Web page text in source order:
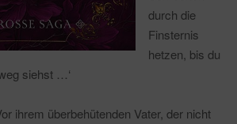
durch die
Finsternis
hetzen, bis du
siehst …‘
ihrem überbehütenden Vater, der nicht